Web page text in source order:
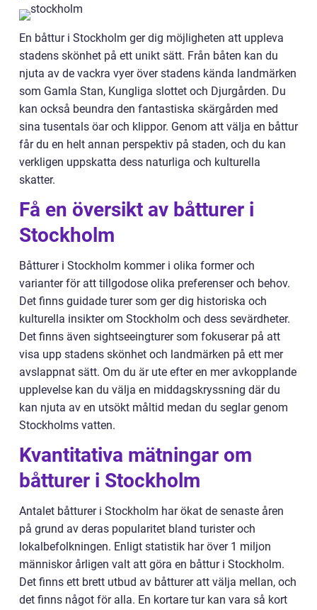
En båttur i Stockholm ger dig möjligheten att uppleva
stadens skönhet på ett unikt sätt. Från båten kan du
njuta av de vackra vyer över stadens kända landmärken
som Gamla Stan, Kungliga slottet och Djurgården. Du
kan också beundra den fantastiska skärgården med
sina tusentals öar och klippor. Genom att välja en båttur
får du en helt annan perspektiv på staden, och du kan
verkligen uppskatta dess naturliga och kulturella
skatter.
Få en översikt av båtturer i
Stockholm
Båtturer i Stockholm kommer i olika former och
varianter för att tillgodose olika preferenser och behov.
Det finns guidade turer som ger dig historiska och
kulturella insikter om Stockholm och dess sevärdheter.
Det finns även sightseeingturer som fokuserar på att
visa upp stadens skönhet och landmärken på ett mer
avslappnat sätt. Om du är ute efter en mer avkopplande
upplevelse kan du välja en middagskryssning där du
kan njuta av en utsökt måltid medan du seglar genom
Stockholms vatten.
Kvantitativa mätningar om
båtturer i Stockholm
Antalet båtturer i Stockholm har ökat de senaste åren
på grund av deras popularitet bland turister och
lokalbefolkningen. Enligt statistik har över 1 miljon
människor årligen valt att göra en båttur i Stockholm.
Det finns ett brett utbud av båtturer att välja mellan, och
det finns något för alla. En kortare tur kan vara så kort